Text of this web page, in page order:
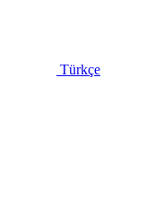
Türkçe